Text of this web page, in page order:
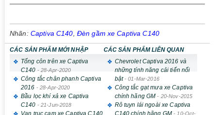
Nhãn: Captiva C140 Đèn gầm xe Captiva C140
CÁC SẢN PHẨM MỚI NHẬP
Tổng côn trên xe Captiva
C140 - 28-Apr-2020
Công tắc chân phanh Captiva
2016 - 28-Apr-2020
Bầu lọc khí xả xe Captiva
C140 - 21-Jun-2018
Van trục cam xe Captiva C140
CÁC SẢN PHẨM LIÊN QUAN
Chevrolet Captiva 2016 và
những tính năng cải tiến nổi
bật-01-Mar-2016
Công tắc gạt mưa xe Captiva
chính hãng GM - 20-Nov-2015
Rô tuyn lái ngoài xe Captiva
C140 chính hãng GM - 10-Oct-